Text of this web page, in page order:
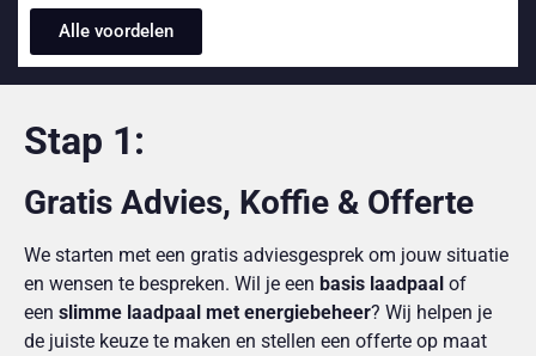
Alle voordelen
Stap 1:
Gratis Advies, Koffie & Offerte
We starten met een gratis adviesgesprek om jouw situatie
en wensen te bespreken. Wil je een basis laadpaal of
een slimme laadpaal met energiebeheer? Wij helpen je
de juiste keuze te maken en stellen een offerte op maat